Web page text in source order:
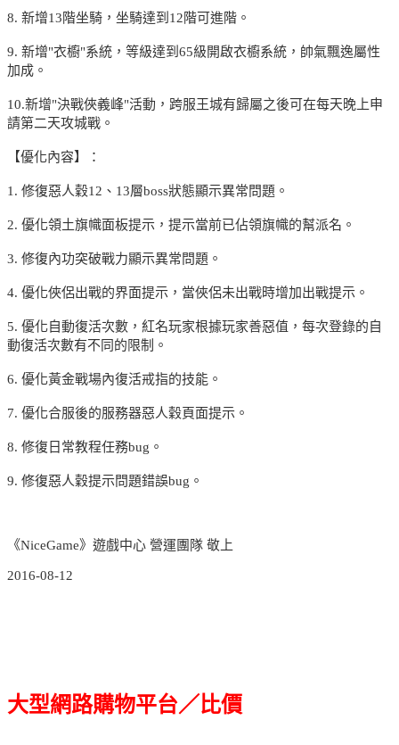
8. 新增13階坐騎，坐騎達到12階可進階。
9. 新增"衣櫥"系統，等級達到65級開啟衣櫥系統，帥氣飄逸屬性
加成。
10.新增"決戰俠義峰"活動，跨服王城有歸屬之後可在每天晚上申
請第二天攻城戰。
【優化內容】：
1. 修復惡人穀12、13層boss狀態顯示異常問題。
2. 優化領土旗幟面板提示，提示當前已佔領旗幟的幫派名。
3. 修復內功突破戰力顯示異常問題。
4. 優化俠侶出戰的界面提示，當俠侶未出戰時增加出戰提示。
5. 優化自動復活次數，紅名玩家根據玩家善惡值，每次登錄的自
動復活次數有不同的限制。
6. 優化黃金戰場內復活戒指的技能。
7. 優化合服後的服務器惡人穀頁面提示。
8. 修復日常教程任務bug。
9. 修復惡人穀提示問題錯誤bug。
《NiceGame》遊戲中心 營運團隊 敬上
2016-08-12
大型網路購物平台／比價